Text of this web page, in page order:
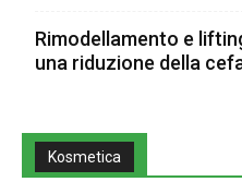
Rimodellamento e
una riduzione della
Kosmetica